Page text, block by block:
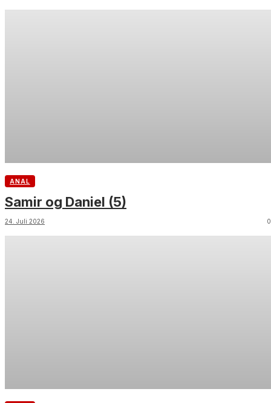
ANAL
Samir og Daniel (5)
24. Juli 2026 0